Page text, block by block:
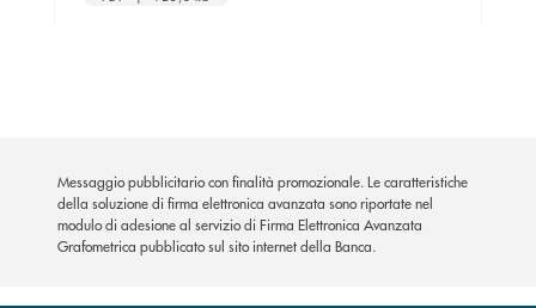
Messaggio pubblicitario con finalità promozionale. Le caratteristiche
della soluzione di firma elettronica avanzata sono riportate nel
modulo di adesione al servizio di Firma Elettronica Avanzata
Grafometrica pubblicato sul sito internet della Banca.